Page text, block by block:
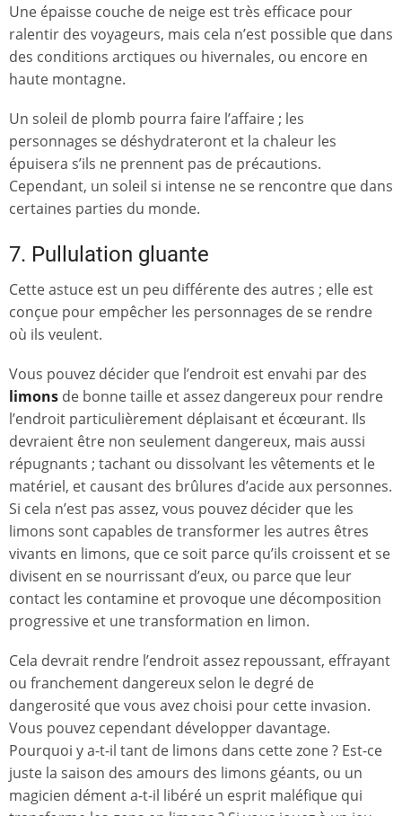
Une épaisse couche de neige est très efficace pour
ralentir des voyageurs, mais cela n’est possible que dans
des conditions arctiques ou hivernales, ou encore en
haute montagne.
Un soleil de plomb pourra faire l’affaire ; les
personnages se déshydrateront et la chaleur les
épuisera s’ils ne prennent pas de précautions.
Cependant, un soleil si intense ne se rencontre que dans
certaines parties du monde.
7. Pullulation gluante
Cette astuce est un peu différente des autres ; elle est
conçue pour empêcher les personnages de se rendre
où ils veulent.
Vous pouvez décider que l’endroit est envahi par des
limons de bonne taille et assez dangereux pour rendre
l’endroit particulièrement déplaisant et écœurant. Ils
devraient être non seulement dangereux, mais aussi
répugnants ; tachant ou dissolvant les vêtements et le
matériel, et causant des brûlures d’acide aux personnes.
Si cela n’est pas assez, vous pouvez décider que les
limons sont capables de transformer les autres êtres
vivants en limons, que ce soit parce qu’ils croissent et se
divisent en se nourrissant d’eux, ou parce que leur
contact les contamine et provoque une décomposition
progressive et une transformation en limon.
Cela devrait rendre l’endroit assez repoussant, effrayant
ou franchement dangereux selon le degré de
dangerosité que vous avez choisi pour cette invasion.
Vous pouvez cependant développer davantage.
Pourquoi y a-t-il tant de limons dans cette zone ? Est-ce
juste la saison des amours des limons géants, ou un
magicien dément a-t-il libéré un esprit maléfique qui